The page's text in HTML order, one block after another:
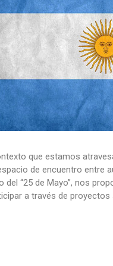
que estamos
de encuentro entre
del “25 de Mayo”, nos
a través de